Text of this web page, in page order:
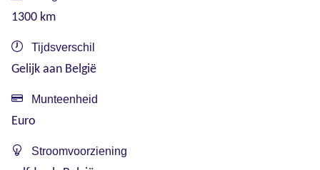
1300 km
Tijdsverschil
Gelijk aan België
Munteenheid
Euro
Stroomvoorziening